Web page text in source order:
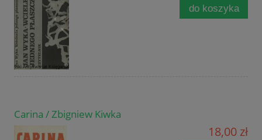
do koszyka
Carina / Zbigniew Kiwka
18,00 zł